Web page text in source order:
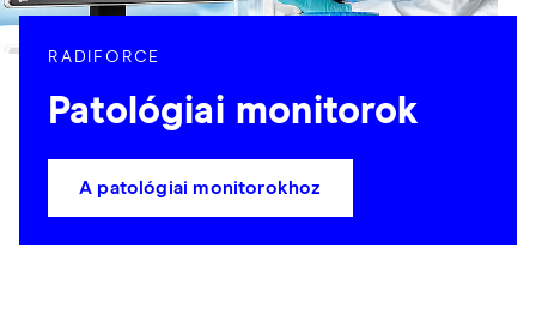
RADIFORCE
Patológiai monitorok
A patológiai monitorokhoz